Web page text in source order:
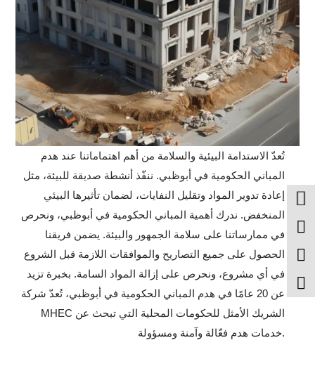
تُعدّ الاستدامة البيئية والسلامة من أهم اهتماماتنا عند هدم
المباني الحكومية في أبوظبي. ننفّذ أنشطة صديقة للبيئة، مثل
إعادة تدوير المواد وتقليل النفايات، لضمان تأثيرها البيئي
المنخفض. ندرك أهمية المباني الحكومية في أبوظبي، ونحرص
في ممارساتنا على سلامة الجمهور والبيئة. يضمن فريقنا
الحصول على جميع التصاريح والموافقات اللازمة قبل الشروع
في أي مشروع، ونحرص على إزالة المواد السامة. بخبرة تزيد
عن 20 عامًا في هدم المباني الحكومية في أبوظبي، تُعدّ شركة
MHEC الشريك الأمثل للحكومات المحلية التي تبحث عن
خدمات هدم فعّالة وآمنة ومسؤولة.